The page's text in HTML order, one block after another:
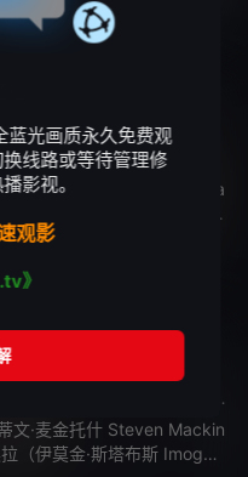
恩 / 扎克·沃德 / 朱丽·麦库拉芙
a
the filmmaker who first d
in a t
托
文·麦金托什 Steven Mackin
（伊莫金·斯塔布斯 Imogen
蓝光画质永久免费观
线路或等待管理修
影视。
观影
》